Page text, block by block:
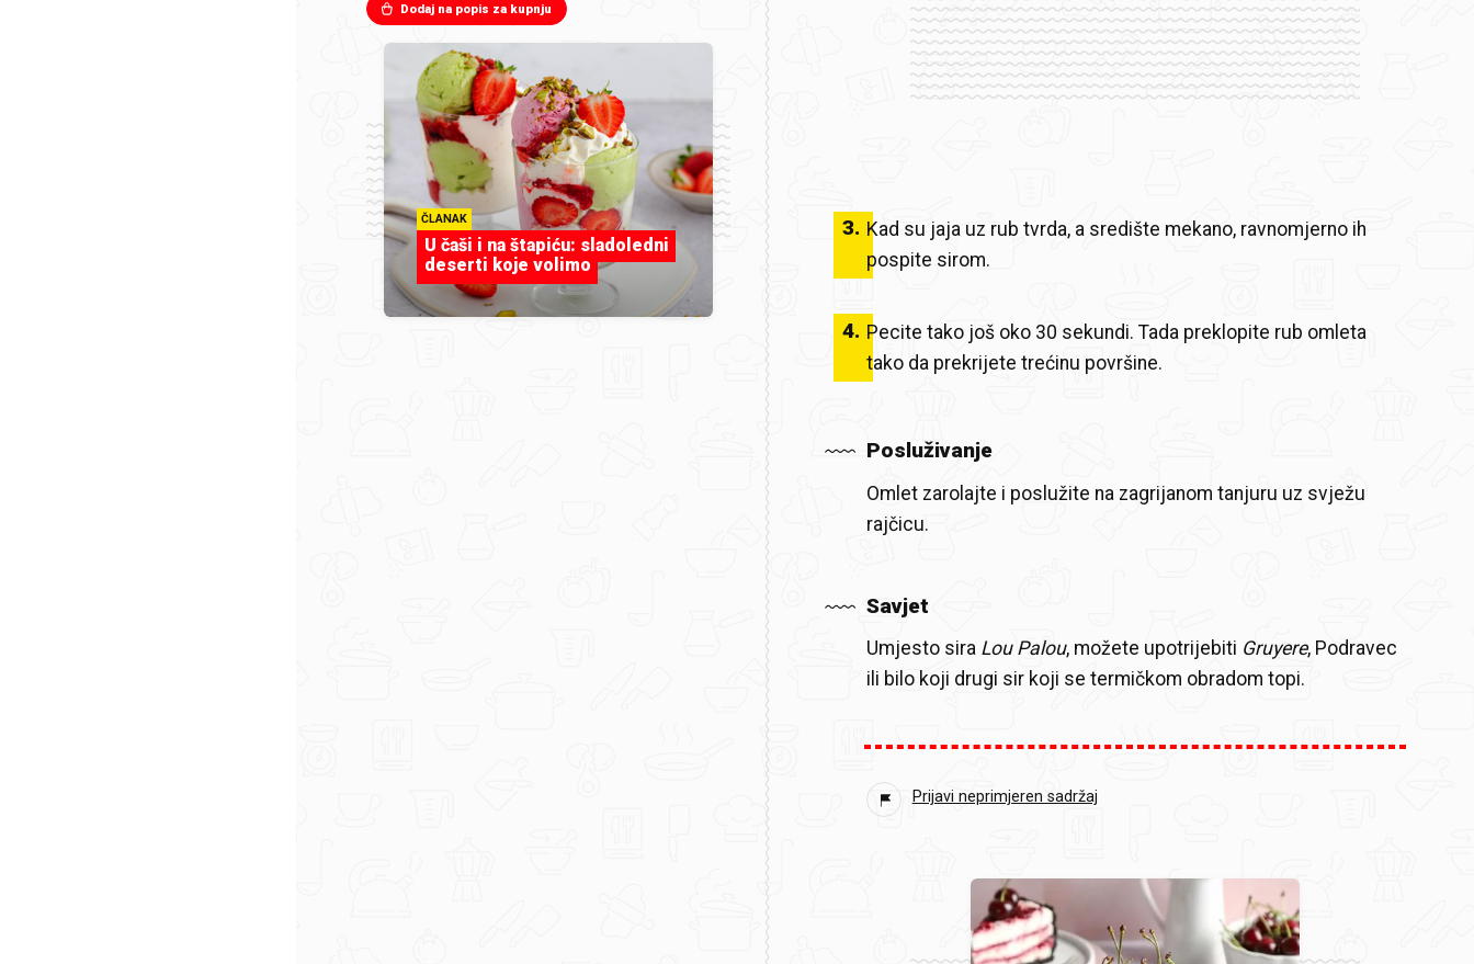
Dodaj na popis za kupnju
ČLANAK
U čaši i na štapiću: sladoledni
deserti koje volimo
3. Kad su jaja uz rub tvrda, a središte mekano, ravnomjerno ih
pospite sirom.
4. Pecite tako još oko 30 sekundi. Tada preklopite rub omleta
tako da prekrijete trećinu površine.
Posluživanje
Omlet zarolajte i poslužite na zagrijanom tanjuru uz svježu
rajčicu.
Savjet
Umjesto sira Lou Palou, možete upotrijebiti Gruyere, Podravec
ili bilo koji drugi sir koji se termičkom obradom topi.
Prijavi neprimjeren sadržaj